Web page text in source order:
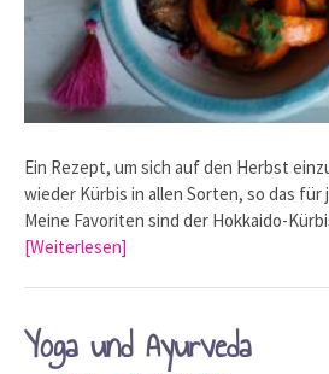
Ein Rezept, um sich auf den Herbst
wieder Kürbis in allen Sorten, so das
Meine Favoriten sind der Hokkaido-
[Weiterlesen]
Yoga und Ayurveda